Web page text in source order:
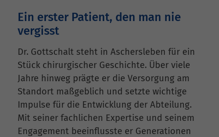
Ein erster Patient, den man nie
vergisst
Dr. Gottschalt steht in Aschersleben für ein
Stück chirurgischer Geschichte. Über viele
Jahre hinweg prägte er die Versorgung am
Standort maßgeblich und setzte wichtige
Impulse für die Entwicklung der Abteilung.
Mit seiner fachlichen Expertise und seinem
Engagement beeinflusste er Generationen